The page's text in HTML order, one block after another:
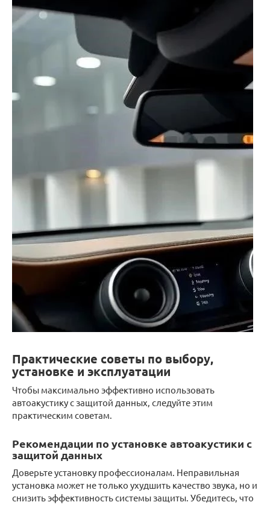
Практические советы по выбору,
установке и эксплуатации
Чтобы максимально эффективно использовать
автоакустику с защитой данных, следуйте этим
практическим советам.
Рекомендации по установке автоакустики с
защитой данных
Доверьте установку профессионалам. Неправильная
установка может не только ухудшить качество звука, но и
снизить эффективность системы защиты. Убедитесь, что